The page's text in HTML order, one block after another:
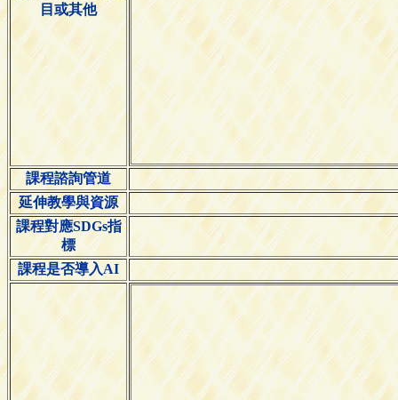
目或其他
課程諮詢管道
延伸教學與資源
課程對應SDGs指
標
課程是否導入AI